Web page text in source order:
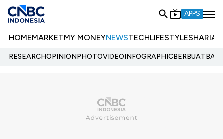
APPS
HOMEMARKETMY MONEYNEWSTECHLIFESTYLESHARIA
RESEARCHOPINIONPHOTOVIDEOINFOGRAPHIC